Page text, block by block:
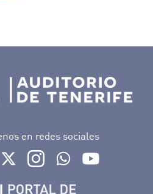
en redes sociales
a perfil de Auditorio de Tenerife en
Ir a perfil de Auditorio de Tenerife
Ir a perfil de Auditorio de
Ir al Boletín